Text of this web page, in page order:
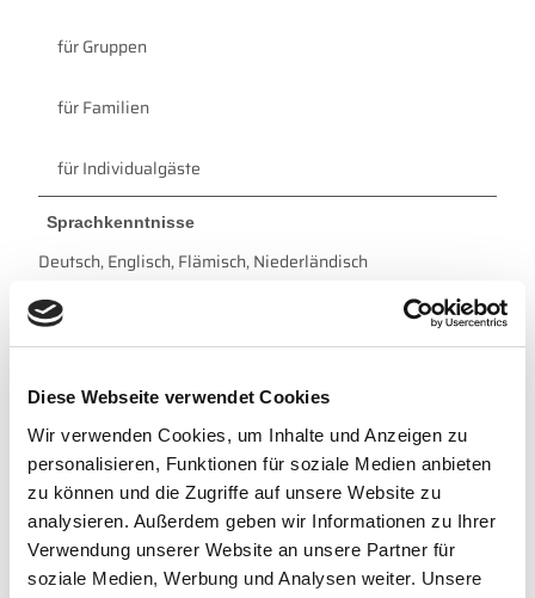
Diese Webseite verwendet Cookies
Wir verwenden Cookies, um Inhalte und Anzeigen zu
personalisieren, Funktionen für soziale Medien anbieten
zu können und die Zugriffe auf unsere Website zu
analysieren. Außerdem geben wir Informationen zu Ihrer
Verwendung unserer Website an unsere Partner für
soziale Medien, Werbung und Analysen weiter. Unsere
für Gruppen
für Familien
für Individualgäste
Sprachkenntnisse
Deutsch, Englisch, Flämisch, Niederländisch
Anreise & Parken
Treffpunkt für die Tour ist der "Winker" auf dem Strand von
Bitte am Zugang die Gästekarte vorzeigen oder erwerben.
Parken
Anzahl der Parkplätze
100
Behinderten-Parkplätze
5
Bus-Parkplätze
2